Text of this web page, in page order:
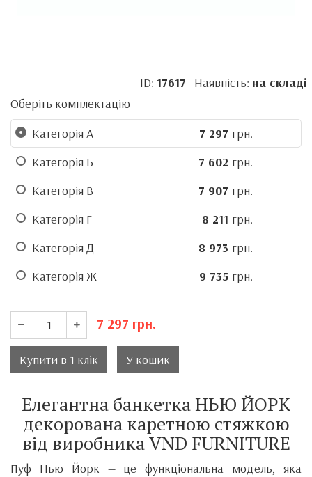
ID: 17617 Наявність: на складі
Оберіть комплектацію
Категорія А
7 297 грн.
Категорія Б
7 602 грн.
Категорія В
7 907 грн.
Категорія Г
8 211 грн.
Категорія Д
8 973 грн.
Категорія Ж
9 735 грн.
7 297 грн.
Купити в 1 клік У кошик
Елегантна банкетка НЬЮ ЙОРК
декорована каретною стяжкою
від виробникаVND FURNITURE
Пуф Нью Йорк — це функціональна модель, яка